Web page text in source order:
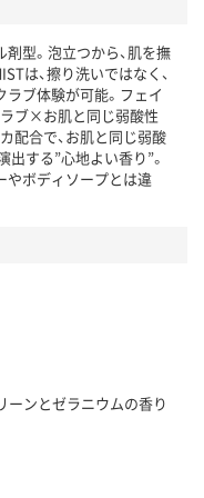
型。泡立つから、肌を撫
は、擦り洗いではなく、
ブ体験が可能。フェイ
ブ×お肌と同じ弱酸性
配合で、お肌と同じ弱酸
する”心地よい香り”。
やボディソープとは違
ーンとゼラニウムの香り